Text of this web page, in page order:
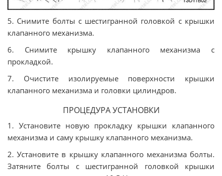
5. Снимите болты с шестигранной головкой с крышки
клапанного механизма.
6. Снимите крышку клапанного механизма с
прокладкой.
7. Очистите изолируемые поверхности крышки
клапанного механизма и головки цилиндров.
ПРОЦЕДУРА УСТАНОВКИ
1. Установите новую прокладку крышки клапанного
механизма и саму крышку клапанного механизма.
2. Установите в крышку клапанного механизма болты.
Затяните болты с шестигранной головкой крышки